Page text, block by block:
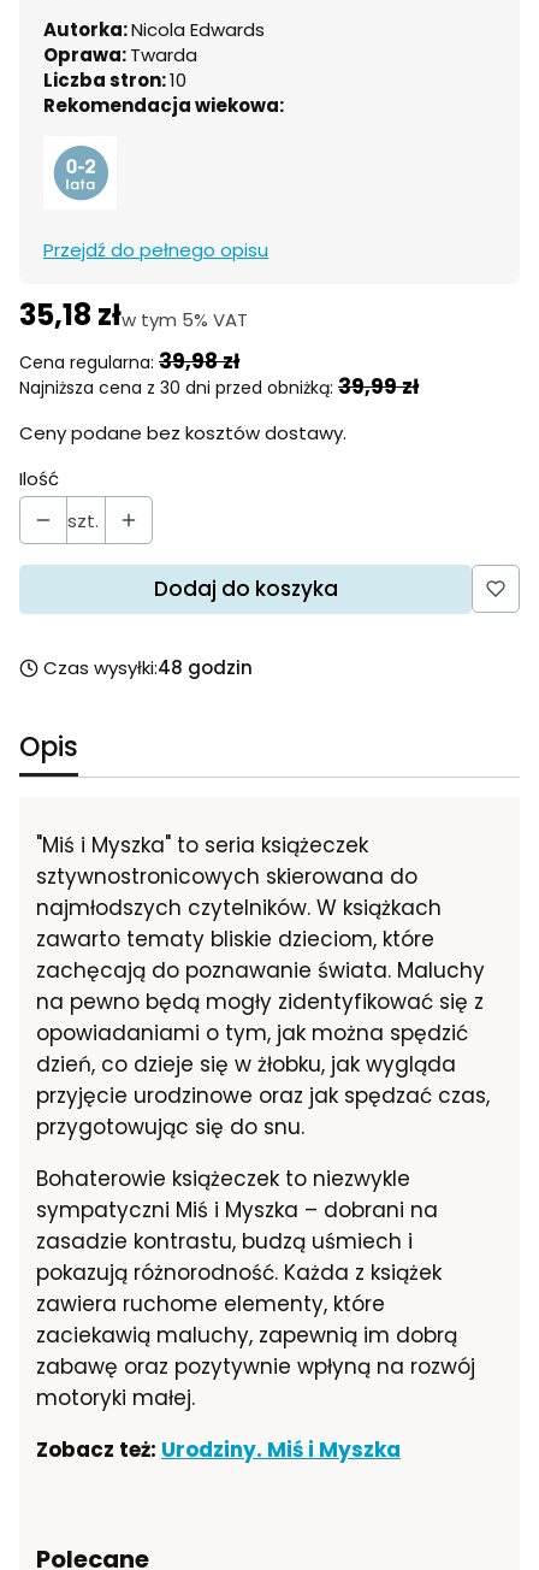
Autorka:Nicola Edwards
Oprawa:Twarda
Liczba stron:10
Rekomendacja wiekowa:
Przejdź do pełnego opisu
35,18 złw tym 5% VAT
w tym 5% VAT
Cena regularna: 39,98 zł
Najniższa cena z 30 dni przed obniżką: 39,99 zł
Ceny podane bez kosztów dostawy.
Ilość
szt.
Dodaj do koszyka
Czas wysyłki:48 godzin
Opis
"Miś i Myszka" to seria książeczek
sztywnostronicowych skierowana do
najmłodszych czytelników. W książkach
zawarto tematy bliskie dzieciom, które
zachęcają do poznawanie świata. Maluchy
na pewno będą mogły zidentyfikować się z
opowiadaniami o tym, jak można spędzić
dzień, co dzieje się w żłobku, jak wygląda
przyjęcie urodzinowe oraz jak spędzać czas,
przygotowując się do snu.
Bohaterowie książeczek to niezwykle
sympatyczni Miś i Myszka – dobrani na
zasadzie kontrastu, budzą uśmiech i
pokazują różnorodność. Każda z książek
zawiera ruchome elementy, które
zaciekawią maluchy, zapewnią im dobrą
zabawę oraz pozytywnie wpłyną na rozwój
motoryki małej.
Zobacz też: Urodziny. Miś i Myszka
Polecane